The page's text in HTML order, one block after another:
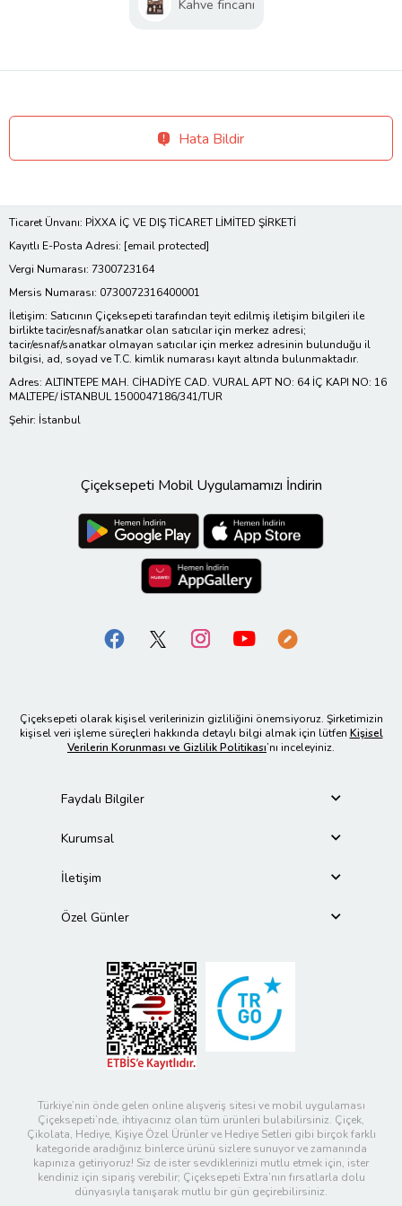
Kahve fincanı
Hata Bildir
Ticaret Ünvanı: PİXXA İÇ VE DIŞ TİCARET LİMİTED ŞİRKETİ
Kayıtlı E-Posta Adresi: [email protected]
Vergi Numarası: 7300723164
Mersis Numarası: 0730072316400001
İletişim: Satıcının Çiçeksepeti tarafından teyit edilmiş iletişim bilgileri ile
birlikte tacir/esnaf/sanatkar olan satıcılar için merkez adresi;
tacir/esnaf/sanatkar olmayan satıcılar için merkez adresinin bulunduğu il
bilgisi, ad, soyad ve T.C. kimlik numarası kayıt altında bulunmaktadır.
Adres: ALTINTEPE MAH. CİHADİYE CAD. VURAL APT NO: 64 İÇ KAPI NO: 16
MALTEPE/ İSTANBUL 1500047186/341/TUR
Şehir: İstanbul
Çiçeksepeti Mobil Uygulamamızı İndirin
Çiçeksepeti olarak kişisel verilerinizin gizliliğini önemsiyoruz. Şirketimizin
kişisel veri işleme süreçleri hakkında detaylı bilgi almak için lütfen Kişisel
Verilerin Korunması ve Gizlilik Politikası’nı inceleyiniz.
Faydalı Bilgiler
Kurumsal
İletişim
Özel Günler
Türkiye’nin önde gelen online alışveriş sitesi ve mobil uygulaması
Çiçeksepeti’nde, ihtiyacınız olan tüm ürünleri bulabilirsiniz. Çiçek,
Çikolata, Hediye, Kişiye Özel Ürünler ve Hediye Setleri gibi birçok farklı
kategoride aradığınız binlerce ürünü sizlere sunuyor ve zamanında
kapınıza getiriyoruz! Siz de ister sevdiklerinizi mutlu etmek için, ister
kendiniz için sipariş verebilir; Çiçeksepeti Extra’nın fırsatlarla dolu
dünyasıyla tanışarak mutlu bir gün geçirebilirsiniz.